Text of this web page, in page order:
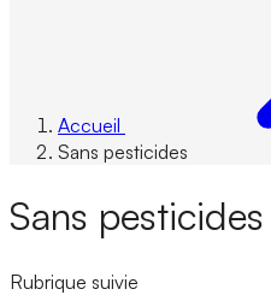
Accueil
Sans pesticides
Sans pesticides
Rubrique suivie